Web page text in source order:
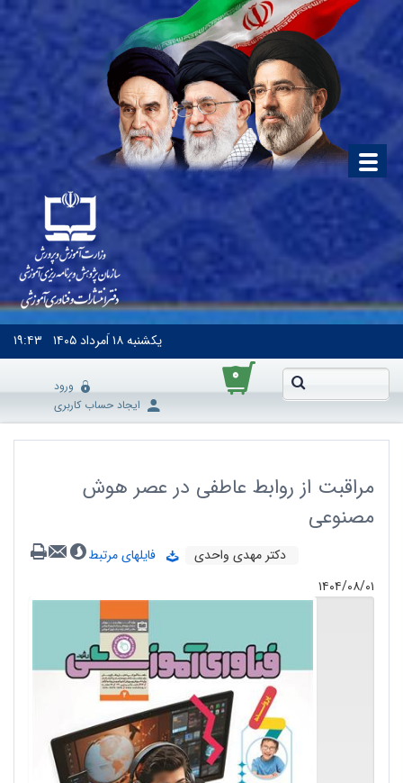
یکشنبه۱۸ اَمرداد ۱۴۰۵ ۱۹:۴۳
۰
ورود
ایجاد حساب کاربری
مراقبت از روابط عاطفی در عصر هوش
مصنوعی
دکتر مهدی واحدی
فایلهای مرتبط
۱۴۰۴/۰۸/۰۱